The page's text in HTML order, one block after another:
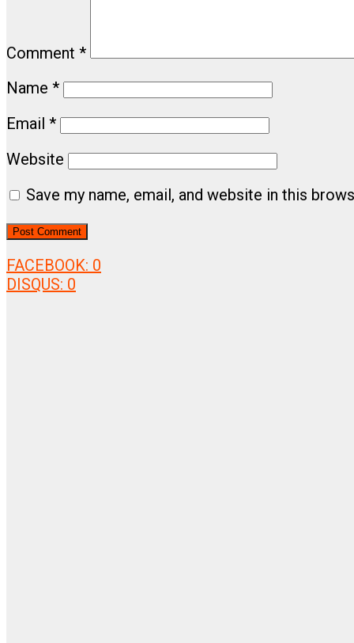
Comment *
Name *
Email *
Website
Save my name, email, and website in this
FACEBOOK: 0
DISQUS: 0